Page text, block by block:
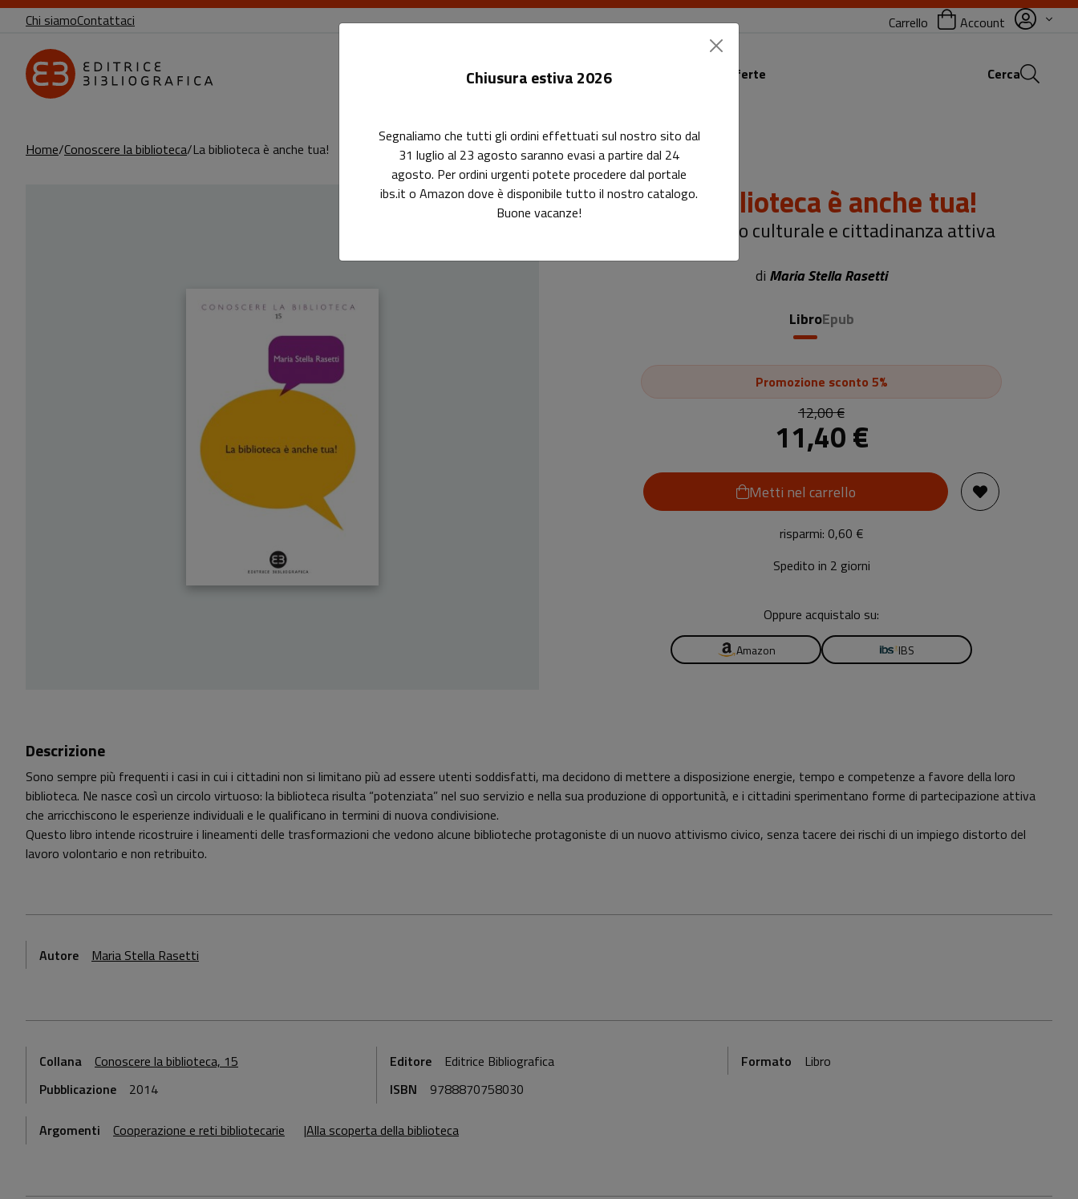
Chi siamoContattaci Carrello Account
Le riviste I corsi Le offerte Cerca
Home Conoscere la biblioteca La biblioteca è anche tua!
La biblioteca è anche tua!
Volontariato culturale e cittadinanza attiva
di Maria Stella Rasetti
LibroEpub
Promozione sconto 5%
12,00 €
11,40 €
Metti nel carrello
risparmi: 0,60 €
Spedito in 2 giorni
Oppure acquistalo su:
Amazon IBS
Descrizione
Sono sempre più frequenti i casi in cui i cittadini non si limitano più ad essere utenti soddisfatti, ma decidono di mettere a disposizione energie, tempo e competenze a favore della loro
biblioteca. Ne nasce così un circolo virtuoso: la biblioteca risulta “potenziata” nel suo servizio e nella sua produzione di opportunità, e i cittadini sperimentano forme di partecipazione attiva
che arricchiscono le esperienze individuali e le qualificano in termini di nuova condivisione.
Questo libro intende ricostruire i lineamenti delle trasformazioni che vedono alcune biblioteche protagoniste di un nuovo attivismo civico, senza tacere dei rischi di un impiego distorto del
lavoro volontario e non retribuito.
Autore Maria Stella Rasetti
Collana Conoscere la biblioteca, 15 Editore Editrice Bibliografica Formato
Libro
Pubblicazione
2014 ISBN 9788870758030
Argomenti Cooperazione e reti bibliotecarie Alla scoperta della biblioteca
Chiusura estiva 2026
Segnaliamo che tutti gli ordini effettuati sul nostro sito dal
31 luglio al 23 agosto saranno evasi a partire dal 24
agosto. Per ordini urgenti potete procedere dal portale
ibs.it o Amazon dove è disponibile tutto il nostro catalogo.
Buone vacanze!